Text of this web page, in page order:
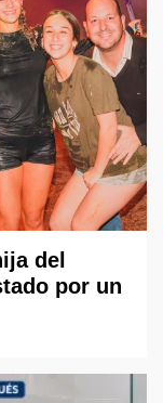
del
por un